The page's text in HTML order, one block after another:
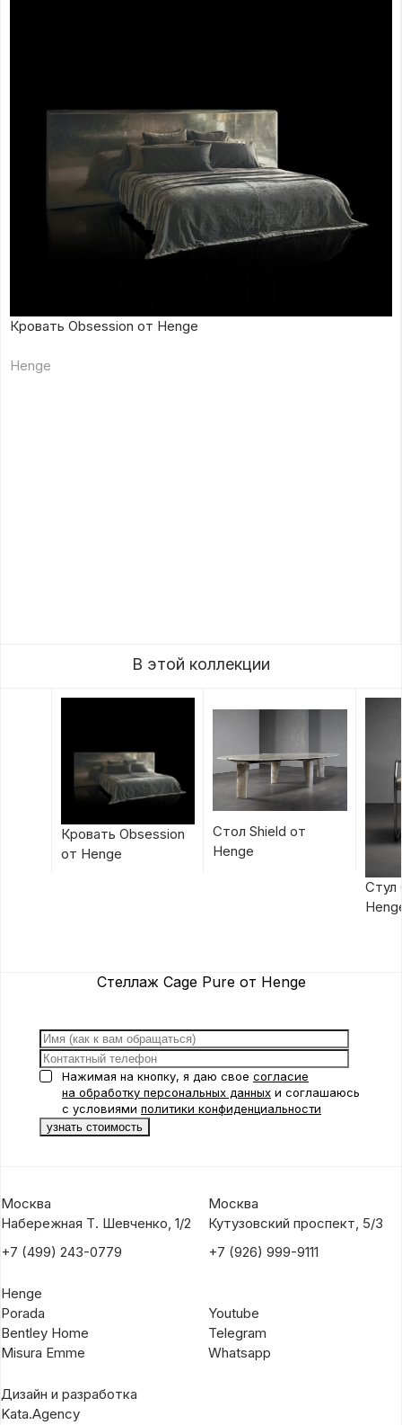
Кровать Obsession от Henge
Henge
В этой коллекции
Кровать Obsession
от Henge
Стол Shield от
Henge
Стул
Стеллаж Cage Pure от Henge
Нажимая на кнопку, я даю свое согласие
на обработку персональных данных и соглашаюсь
с условиями политики конфиденциальности
Москва
Набережная Т. Шевченко, 1/2
+7 (499) 243-0779
Москва
Кутузовский проспект, 5/3
+7 (926) 999-9111
Henge
Porada
Bentley Home
Misura Emme
Youtube
Telegram
Whatsapp
Дизайн и разработка
Kata.Agency